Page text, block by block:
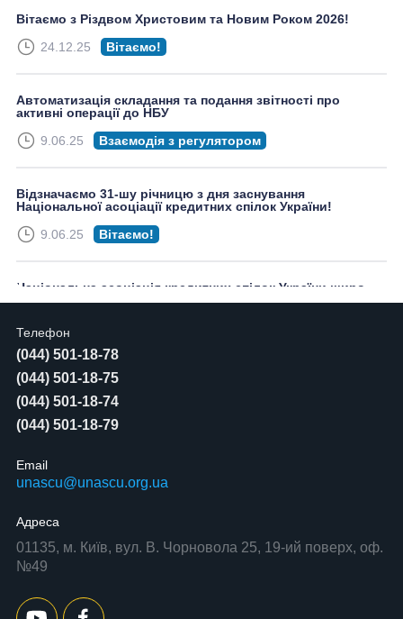
Вітаємо з Різдвом Христовим та Новим Роком 2026!
24.12.25
Вітаємо!
Автоматизація складання та подання звітності про
активні операції до НБУ
9.06.25
Взаємодія з регулятором
Відзначаємо 31-шу річницю з дня заснування
Національної асоціації кредитних спілок України!
9.06.25
Вітаємо!
Національна асоціація кредитних спілок України щиро
вітає всіх зі Світлим Воскресінням Христовим!
18.04.25
Національна асоціація кредитних спілок України щиро
вітає вас із Міжнародним жіночим днем!
7.03.25
Вітаємо!
Національна асоціація кредитних спілок України щиро
вітає усіх із Різдвом Христовим і Новим 2025 роком!
Телефон
(044) 501-18-78
(044) 501-18-75
(044) 501-18-74
(044) 501-18-79
Email
unascu@unascu.org.ua
Адреса
01135, м. Київ, вул. В. Чорновола 25, 19-ий поверх, оф.
№49